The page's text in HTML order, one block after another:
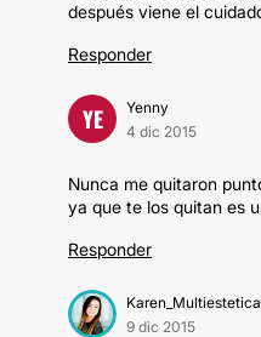
después viene el
Responder
YE
Yenny
4 dic 2015
Nunca me quitaron
ya que te los quitan es
Responder
Karen_Multiestetica
9 dic 2015